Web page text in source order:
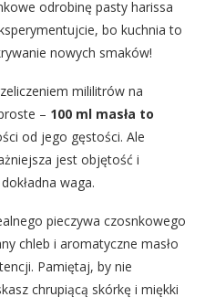
odrobinę pasty harissa
bo kuchnia to
nowych smaków!
mililitrów na
– 100 ml masła to
od jego gęstości. Ale
jest objętość i
waga.
pieczywa czosnkowego
chleb i aromatyczne masło
Pamiętaj, by nie
chrupiącą skórkę i miękki